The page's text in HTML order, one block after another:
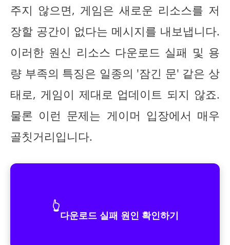
주지 않으면, 게임은 새로운 리소스를 저
장할 공간이 없다는 메시지를 내보냅니다.
이러한 원신 리소스 다운로드 실패 및 용
량 부족의 특징은 일종의 '잠긴 문' 같은 상
태로, 게임이 제대로 업데이트 되지 않죠.
물론 이런 문제는 게이머 입장에서 매우
골칫거리입니다.
👆
다운로드 실패 원인 확인하기